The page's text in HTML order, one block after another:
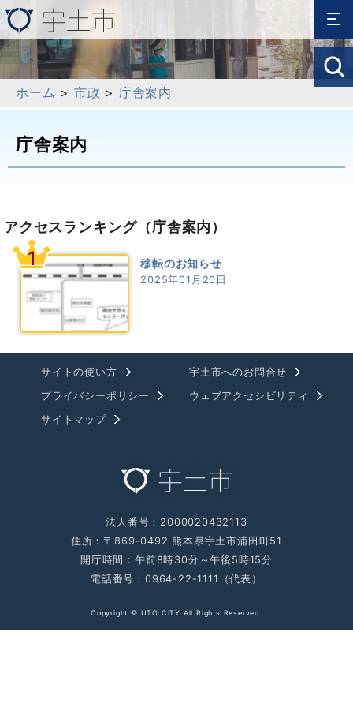
ホーム > 市政 > 庁舎案内
庁舎案内
アクセスランキング （庁舎案内）
1 移転のお知らせ
2025年01月20日
サイトの使い方
宇土市へのお問合せ
プライバシーポリシー
ウェブアクセシビリティ
サイトマップ
法人番号：2000020432113
住所：〒869-0492 熊本県宇土市浦田町51
開庁時間：午前8時30分～午後5時15分
電話番号：0964-22-1111（代表）
Copyright © UTO CITY All Rights Reserved.